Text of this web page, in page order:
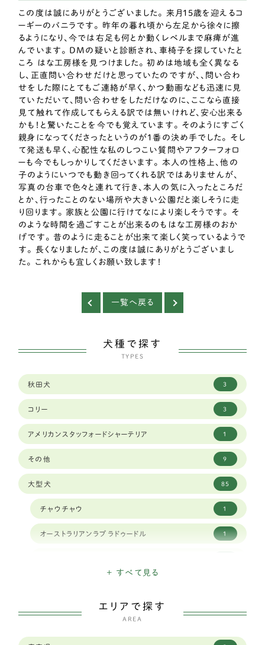
この度は誠にありがとうございました。 来月15歳を迎えるコ
ーギーのバニラです。 昨年の暮れ頃から左足から徐々に擦
るようになり、今では右足も何とか動くレベルまで麻痺が進
んでいます。 DMの疑いと診断され、車椅子を探していたと
ころ はな工房様を見つけました。 初めは地域も全く異なる
し、正直問い合わせだけと思っていたのですが、、問い合わ
せをした際にとてもご連絡が早く、かつ動画なども迅速に見
ていただいて、問い合わせをしただけなのに、ここなら直接
見て触れて作成してもらえる訳では無いけれど、安心出来る
かも！と驚いたことを今でも覚えています。 そのようにすごく
親身になってくださったというのが1番の決め手でした。 そし
て発送も早く、心配性な私のしつこい質問やアフターフォロ
ーも今でもしっかりしてくださいます。 本人の性格上、他の
子のようにいつでも動き回ってくれる訳ではありませんが、
写真の台車で色々と連れて行き、本人の気に入ったところだ
とか、行ったことのない場所や大きい公園だと楽しそうに走
り回ります。 家族と公園に行けてなにより楽しそうです。 そ
のような時間を過ごすことが出来るのもはな工房様のおか
げです。 昔のように走ることが出来て楽しく笑っているようで
す。 長くなりましたが、この度は誠にありがとうございまし
た。 これからも宜しくお願い致します！
一覧へ戻る
犬種で探す
TYPES
秋田犬 3
コリー 3
アメリカンスタッフォードシャーテリア 1
その他 9
大型犬 85
チャウチャウ 1
オーストラリアンラブラドゥードル 1
スタンダードプードル
+ すべて見る
エリアで探す
AREA